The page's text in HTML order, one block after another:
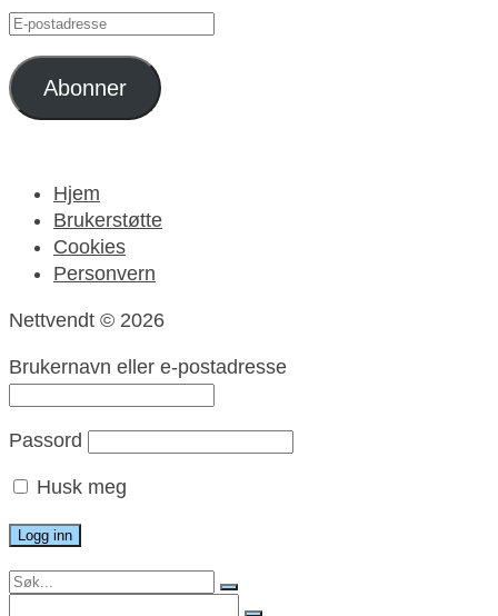
E-
Abonner
Hjem
Brukerstøtte
Cookies
Personvern
Nettvendt © 2026
Brukernavn eller e-postadresse
Passord
Husk meg
Search